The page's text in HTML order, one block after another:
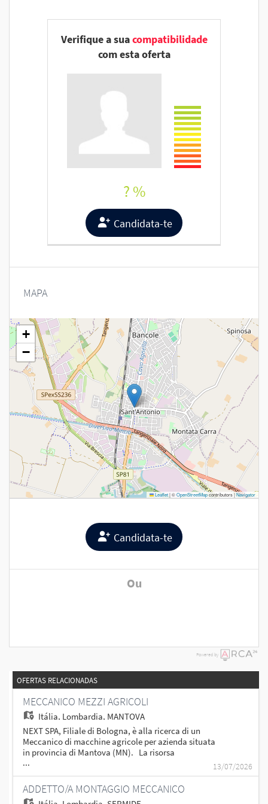
Verifique a suacompatibilidade
com esta oferta
? %
Candidata-te
MAPA
+
−
Leaflet|©OpenStreetMapcontributors |Navigator
Candidata-te
Ou
Powered by
OFERTAS RELACIONADAS
MECCANICO MEZZI AGRICOLI
Itália, Lombardia, MANTOVA
NEXT SPA, Filiale di Bologna, è alla ricerca di un
Meccanico di macchine agricole per azienda situata
in provincia di Mantova (MN). La risorsa
selezionata si occuperà di: - Attività di montaggio,
manutenzione e riparazione sui macchinari; -
Collaborazione con il team per garantire elevati
standard di qualità e sicurezza sul lavoro; - Capacità
... 13/07/2026
ADDETTO/A MONTAGGIO MECCANICO